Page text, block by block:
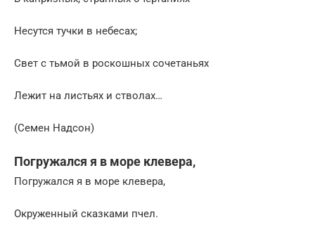
Несутся тучки в небесах;
Свет с тьмой в роскошных сочетаньях
Лежит на листьях и стволах…
(Семен Надсон)
Погружался я в море клевера,
Погружался я в море клевера,
Окруженный сказками пчел.